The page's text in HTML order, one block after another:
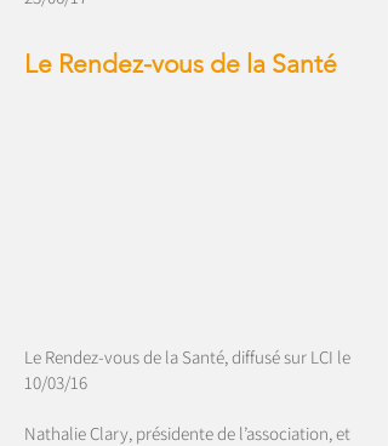
Le Rendez-vous de la Santé
Le Rendez-vous de la Santé, diffusé sur LCI le
10/03/16
Nathalie Clary, présidente de l’association, et